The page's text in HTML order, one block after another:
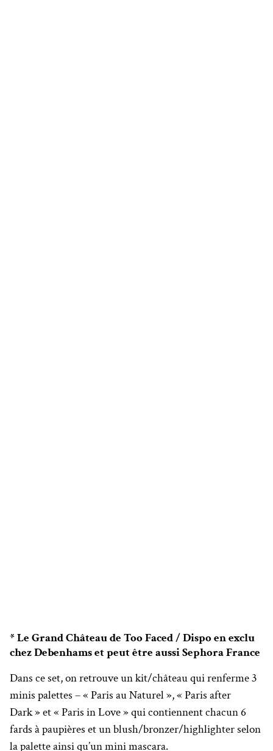
* Le Grand Château de Too Faced / Dispo en exclu
chez Debenhams et peut être aussi Sephora France
Dans ce set, on retrouve un kit/château qui renferme 3
minis palettes – « Paris au Naturel », « Paris after
Dark » et « Paris in Love » qui contiennent chacun 6
fards à paupières et un blush/bronzer/highlighter selon
la palette ainsi qu’un mini mascara.